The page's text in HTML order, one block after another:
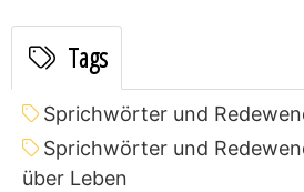
Tags
Sprichwörter und
Sprichwörter und
über Leben